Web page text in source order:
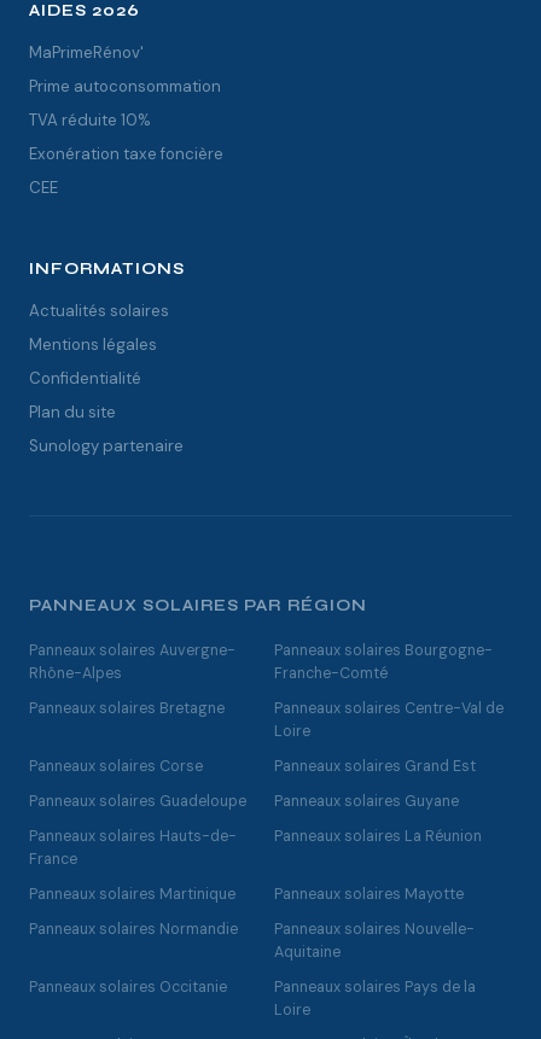
AIDES 2026
MaPrimeRénov'
Prime autoconsommation
TVA réduite 10%
Exonération taxe foncière
CEE
INFORMATIONS
Actualités solaires
Mentions légales
Confidentialité
Plan du site
Sunology partenaire
PANNEAUX SOLAIRES PAR RÉGION
Panneaux solaires Auvergne-
Rhône-Alpes
Panneaux solaires Bourgogne-
Franche-Comté
Panneaux solaires Bretagne
Panneaux solaires Centre-Val de
Loire
Panneaux solaires Corse
Panneaux solaires Grand Est
Panneaux solaires Guadeloupe
Panneaux solaires Guyane
Panneaux solaires Hauts-de-
France
Panneaux solaires La Réunion
Panneaux solaires Martinique
Panneaux solaires Mayotte
Panneaux solaires Normandie
Panneaux solaires Nouvelle-
Aquitaine
Panneaux solaires Occitanie
Panneaux solaires Pays de la
Loire